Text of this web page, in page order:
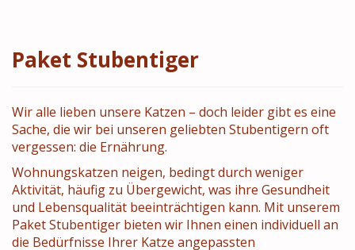
Paket Stubentiger
Wir alle lieben unsere Katzen – doch leider gibt es eine
Sache, die wir bei unseren geliebten Stubentigern oft
vergessen: die Ernährung.
Wohnungskatzen neigen, bedingt durch weniger
Aktivität, häufig zu Übergewicht, was ihre Gesundheit
und Lebensqualität beeinträchtigen kann. Mit unserem
Paket Stubentiger bieten wir Ihnen einen individuell an
die Bedürfnisse Ihrer Katze angepassten